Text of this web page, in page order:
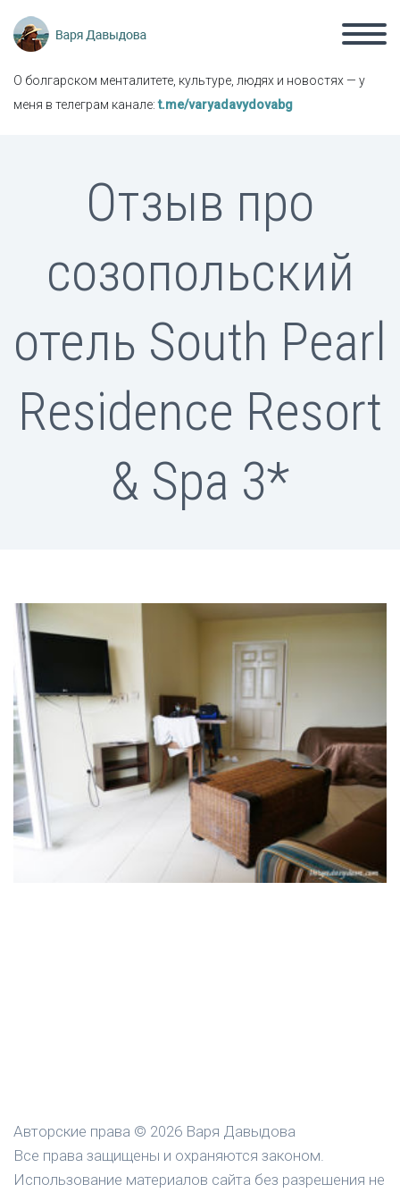
О болгарском менталитете, культуре, людях и новостях — у
меня в телеграм канале:t.me/varyadavydovabg
Отзыв про
созопольский
отель South Pearl
Residence Resort
& Spa 3*
Авторские права © 2026 Варя Давыдова
Все права защищены и охраняются законом.
Использование материалов сайта без разрешения не